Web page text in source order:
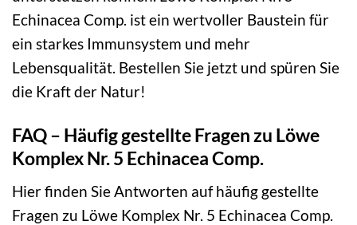
Echinacea Comp. ist ein wertvoller Baustein für
ein starkes Immunsystem und mehr
Lebensqualität. Bestellen Sie jetzt und spüren Sie
die Kraft der Natur!
FAQ – Häufig gestellte Fragen zu Löwe
Komplex Nr. 5 Echinacea Comp.
Hier finden Sie Antworten auf häufig gestellte
Fragen zu Löwe Komplex Nr. 5 Echinacea Comp.